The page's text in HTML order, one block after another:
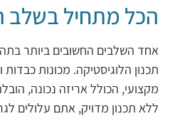
הכל מתחיל בשלב
אחד השלבים החשובים ביותר
תכנון הלוגיסטיקה. מכונות כבדות
מקצועי, הכולל אריזה נכונה,
ללא תכנון מדויק, אתם עלולים